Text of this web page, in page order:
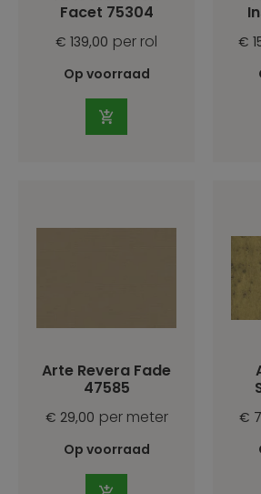
Facet 75304
€ 139,00 per rol
Op voorraad
€
Arte Revera Fade
47585
€ 29,00 per meter
Op voorraad
€